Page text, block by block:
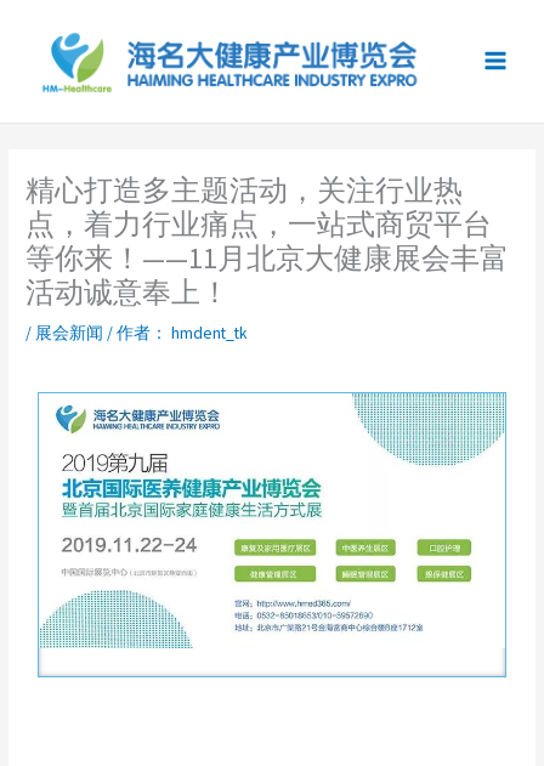
精心打造多主题活动，关注行业热
点，着力行业痛点，一站式商贸平台
等你来！——11月北京大健康展会丰富
活动诚意奉上！
/ 展会新闻 / 作者： hmdent_tk